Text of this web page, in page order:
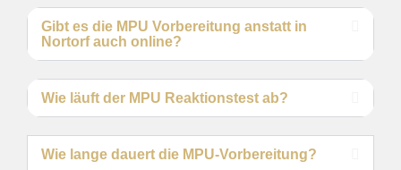
Gibt es die MPU Vorbereitung anstatt in
Nortorf auch online?
Wie läuft der MPU Reaktionstest ab?
Wie lange dauert die MPU-Vorbereitung?